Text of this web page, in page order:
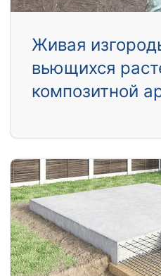
Живая
вьющихся
композитной